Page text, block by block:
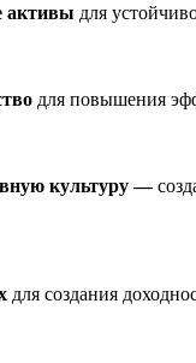
активы для
для повышения
культуру —
для создания